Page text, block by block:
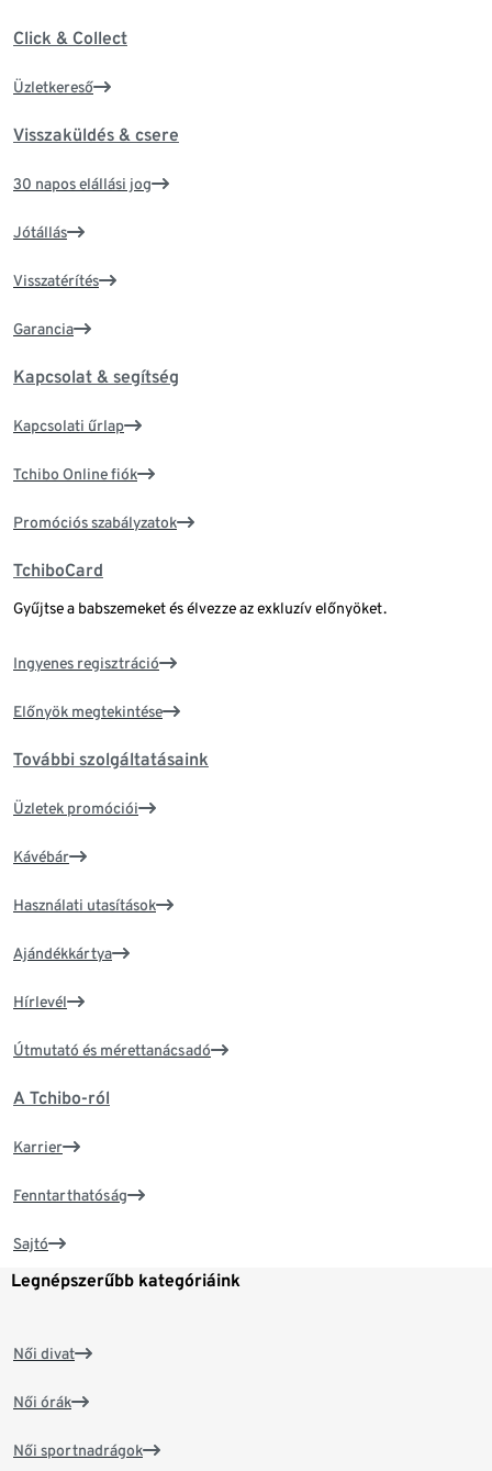
Click & Collect
Üzletkereső
Visszaküldés & csere
30 napos elállási jog
Jótállás
Visszatérítés
Garancia
Kapcsolat & segítség
Kapcsolati űrlap
Tchibo Online fiók
Promóciós szabályzatok
TchiboCard
Gyűjtse a babszemeket és élvezze az exkluzív előnyöket.
Ingyenes regisztráció
Előnyök megtekintése
További szolgáltatásaink
Üzletek promóciói
Kávébár
Használati utasítások
Ajándékkártya
Hírlevél
Útmutató és mérettanácsadó
A Tchibo-ról
Karrier
Fenntarthatóság
Sajtó
Legnépszerűbb kategóriáink
Női divat
Női órák
Női sportnadrágok